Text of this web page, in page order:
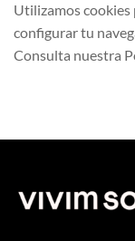
Utilizamos cookies
configurar tu
Consulta nuestra